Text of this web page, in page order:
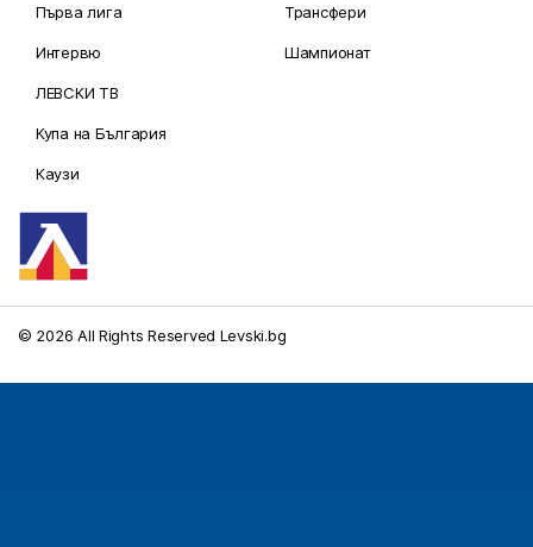
Първа лига
Интервю
ЛЕВСКИ ТВ
Купа на България
Каузи
Трансфери
Шампионат
© 2026 All Rights Reserved Levski.bg